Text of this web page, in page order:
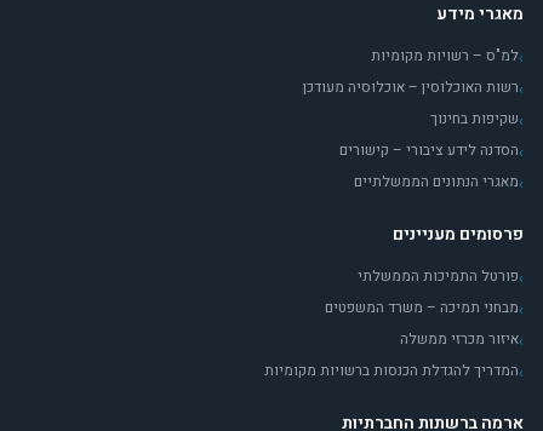
מאגרי מידע
›למ"ס – רשויות מקומיות
›רשות האוכלוסין – אוכלוסיה מעודכן
›שקיפות בחינוך
›הסדנה לידע ציבורי – קישורים
›מאגרי הנתונים הממשלתיים
פרסומים מעניינים
›פורטל התמיכות הממשלתי
›מבחני תמיכה – משרד המשפטים
›איזור מכרזי ממשלה
›המדריך להגדלת הכנסות ברשויות מקומיות
ארמה ברשתות החברתיות